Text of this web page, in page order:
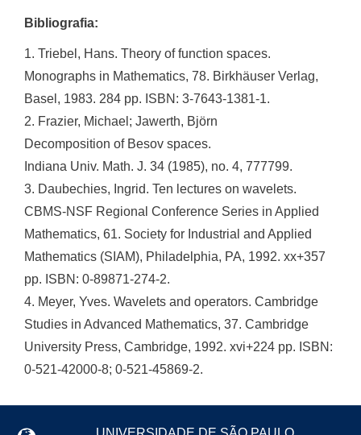
Bibliografia:
1. Triebel, Hans. Theory of function spaces.
Monographs in Mathematics, 78. Birkhäuser Verlag,
Basel, 1983. 284 pp. ISBN: 3-7643-1381-1.
2. Frazier, Michael; Jawerth, Björn
Decomposition of Besov spaces.
Indiana Univ. Math. J. 34 (1985), no. 4, 777799.
3. Daubechies, Ingrid. Ten lectures on wavelets.
CBMS-NSF Regional Conference Series in Applied
Mathematics, 61. Society for Industrial and Applied
Mathematics (SIAM), Philadelphia, PA, 1992. xx+357
pp. ISBN: 0-89871-274-2.
4. Meyer, Yves. Wavelets and operators. Cambridge
Studies in Advanced Mathematics, 37. Cambridge
University Press, Cambridge, 1992. xvi+224 pp. ISBN:
0-521-42000-8; 0-521-45869-2.